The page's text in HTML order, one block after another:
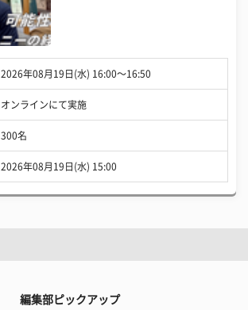
2026年08月19日(水) 16:00〜16:50
オンラインにて実施
300名
2026年08月19日(水) 15:00
編集部ピックアップ